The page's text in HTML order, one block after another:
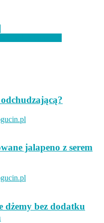
jalapeno z serem
dżemy bez dodatku